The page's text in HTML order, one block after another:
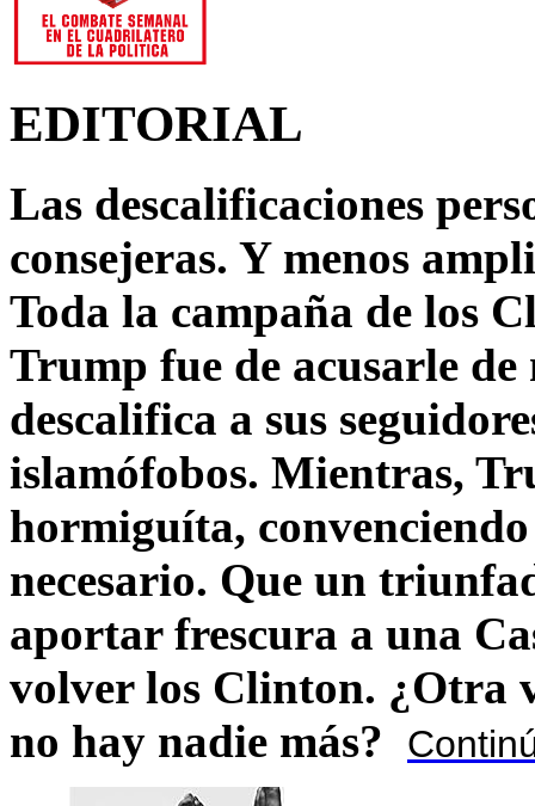
EDITORIAL
Las descalificaciones
consejeras. Y menos
Toda la campaña de los
Trump fue de acusarle
descalifica a sus
islamófobos. Mientras,
hormiguíta,
necesario. Que un
aportar frescura a una
volver los Clinton. ¿Otra
no hay nadie más?